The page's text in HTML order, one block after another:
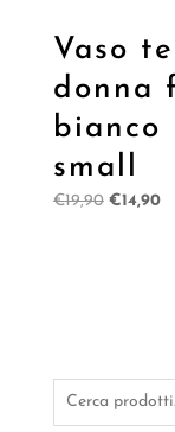
Vaso
donna
bianco
small
€19,90 Il
€14,90Il
Cerca: